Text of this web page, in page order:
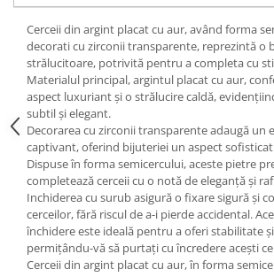
Cerceii din argint placat cu aur, având forma
decorati cu zirconii transparente, reprezintă o
strălucitoare, potrivită pentru a completa cu
Materialul principal, argintul placat cu aur,
aspect luxuriant și o strălucire caldă,
subtil și elegant.
Decorarea cu zirconii transparente adaugă un
captivant, oferind bijuteriei un aspect
Dispuse în forma semicercului, aceste pietre
completează cerceii cu o notă de eleganță și
Inchiderea cu surub asigură o fixare sigură și
cerceilor, fără riscul de a-i pierde accidental.
închidere este ideală pentru a oferi stabilitate
permițându-vă să purtați cu încredere acești
Cerceii din argint placat cu aur, în forma